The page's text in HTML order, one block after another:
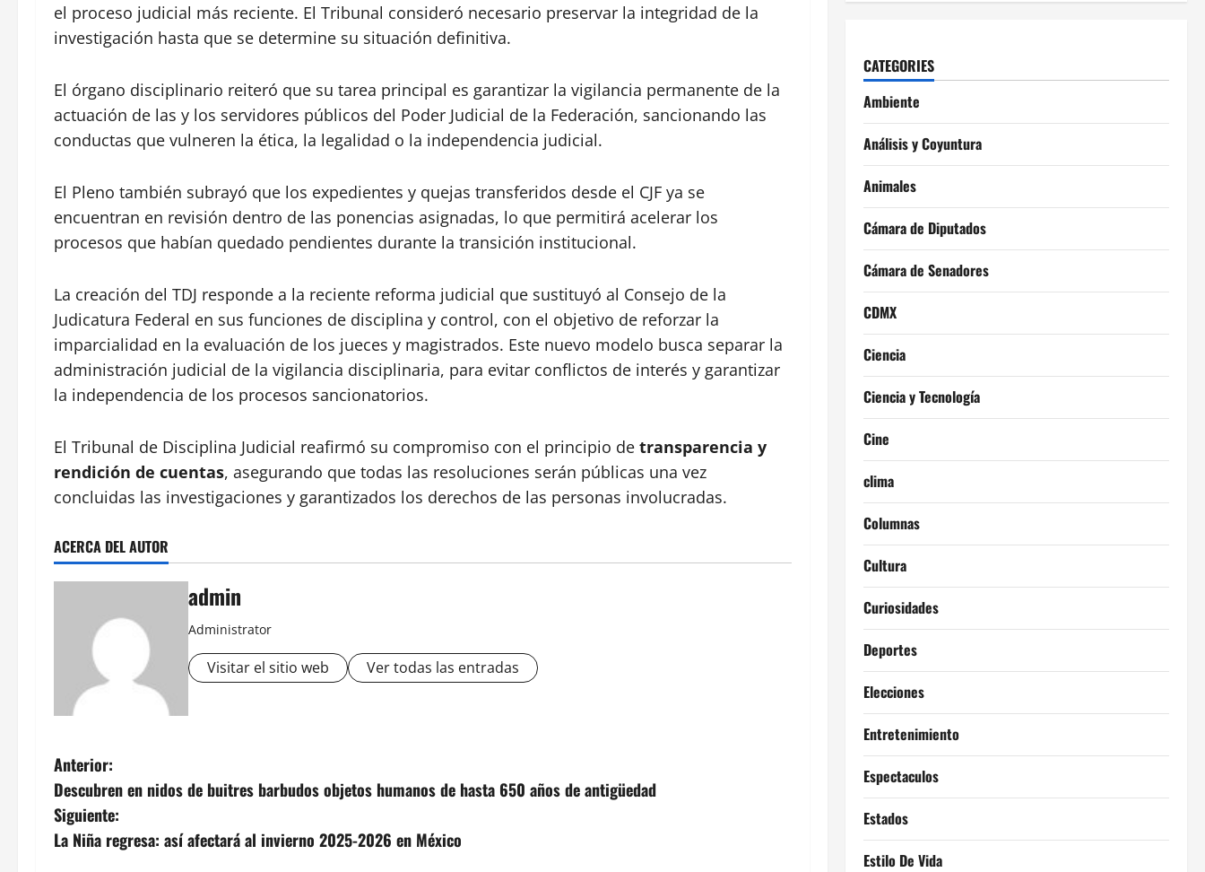
el proceso judicial más reciente. El Tribunal consideró necesario preservar la integridad de la
investigación hasta que se determine su situación definitiva.
El órgano disciplinario reiteró que su tarea principal es garantizar la vigilancia permanente de la
actuación de las y los servidores públicos del Poder Judicial de la Federación, sancionando las
conductas que vulneren la ética, la legalidad o la independencia judicial.
El Pleno también subrayó que los expedientes y quejas transferidos desde el CJF ya se
encuentran en revisión dentro de las ponencias asignadas, lo que permitirá acelerar los
procesos que habían quedado pendientes durante la transición institucional.
La creación del TDJ responde a la reciente reforma judicial que sustituyó al Consejo de la
Judicatura Federal en sus funciones de disciplina y control, con el objetivo de reforzar la
imparcialidad en la evaluación de los jueces y magistrados. Este nuevo modelo busca separar la
administración judicial de la vigilancia disciplinaria, para evitar conflictos de interés y garantizar
la independencia de los procesos sancionatorios.
El Tribunal de Disciplina Judicial reafirmó su compromiso con el principio de transparencia y
rendición de cuentas, asegurando que todas las resoluciones serán públicas una vez
concluidas las investigaciones y garantizados los derechos de las personas involucradas.
ACERCA DEL AUTOR
admin
Administrator
Visitar el sitio web Ver todas las entradas
N
a
v
Anterior:
Descubren en nidos de buitres barbudos objetos humanos de hasta 650 años de antigüedad
Siguiente:
La Niña regresa: así afectará al invierno 2025-2026 en México
CATEGORIES
Ambiente
Análisis y Coyuntura
Animales
Cámara de Diputados
Cámara de Senadores
CDMX
Ciencia
Ciencia y Tecnología
Cine
clima
Columnas
Cultura
Curiosidades
Deportes
Elecciones
Entretenimiento
Espectaculos
Estados
Estilo De Vida